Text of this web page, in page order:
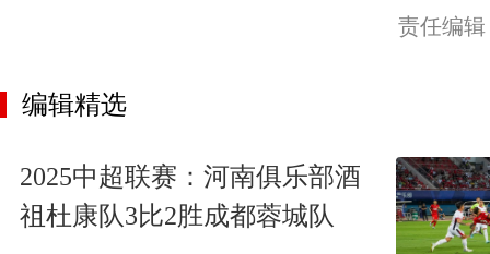
责任编
编辑精选
2025中超联赛：河南俱乐部酒
祖杜康队3比2胜成都蓉城队